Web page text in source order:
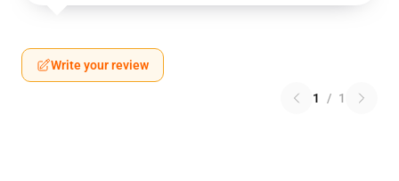
Write your review
1 / 1